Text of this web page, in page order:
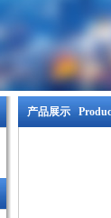
产品展示